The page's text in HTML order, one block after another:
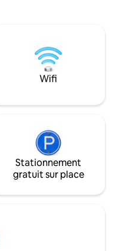
les
et
couper le souffle
vallonnées et le
Wifi
Stationnement
gratuit sur place